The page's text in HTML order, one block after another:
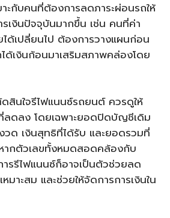
ะกับคนที่ต้องการลดภาระผ่อนรถให้
เงินปัจจุบันมากขึ้น เช่น คนที่ค่า
ด้เปลี่ยนไป ต้องการวางแผนก่อน
ด้เงินก้อนมาเสริมสภาพคล่องโดย
สินใจรีไฟแนนซ์รถยนต์ ควรดูให้
ลดลง โดยเฉพาะยอดปิดบัญชีเดิม
วด เงินสุทธิที่ได้รับ และยอดรวมที่
กตัวเลขทั้งหมดสอดคล้องกับ
ารรีไฟแนนซ์ก็อาจเป็นตัวช่วยลด
มาะสม และช่วยให้จัดการการเงินใน